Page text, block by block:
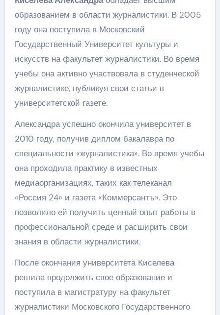
образованием в области журналистики. В 2005
году она поступила в Московский
Государственный Университет культуры и
искусств на факультет журналистики. Во время
учебы она активно участвовала в студенческой
журналистике, публикуя свои статьи в
университетской газете.
Александра успешно окончила университет в
2010 году, получив диплом бакалавра по
специальности «журналистика». Во время учебы
она проходила практику в известных
медиаорганизациях, таких как телеканал
«Россия 24» и газета «Коммерсантъ». Это
позволило ей получить ценный опыт работы в
профессиональной среде и расширить свои
знания в области журналистики.
После окончания университета Киселева
решила продолжить свое образование и
поступила в магистратуру на факультет
журналистики Московского Государственного